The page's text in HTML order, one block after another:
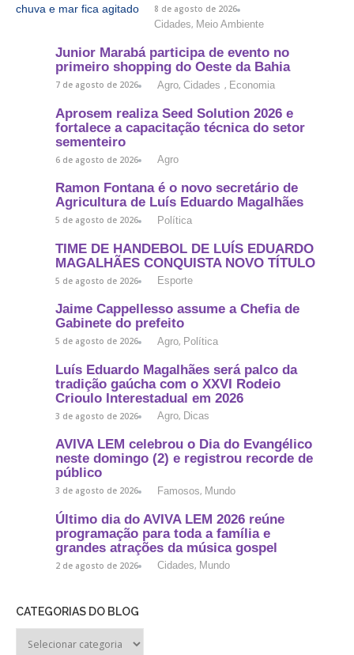
8 de agosto de 2026
Cidades, Meio Ambiente
Junior Marabá participa de evento no
primeiro shopping do Oeste da Bahia
7 de agosto de 2026 Agro, Cidades , Economia
Aprosem realiza Seed Solution 2026 e
fortalece a capacitação técnica do setor
sementeiro
6 de agosto de 2026 Agro
Ramon Fontana é o novo secretário de
Agricultura de Luís Eduardo Magalhães
5 de agosto de 2026 Política
TIME DE HANDEBOL DE LUÍS EDUARDO
MAGALHÃES CONQUISTA NOVO TÍTULO
5 de agosto de 2026 Esporte
Jaime Cappellesso assume a Chefia de
Gabinete do prefeito
5 de agosto de 2026 Agro, Política
Luís Eduardo Magalhães será palco da
tradição gaúcha com o XXVI Rodeio
Crioulo Interestadual em 2026
3 de agosto de 2026 Agro, Dicas
AVIVA LEM celebrou o Dia do Evangélico
neste domingo (2) e registrou recorde de
público
3 de agosto de 2026 Famosos, Mundo
Último dia do AVIVA LEM 2026 reúne
programação para toda a família e
grandes atrações da música gospel
2 de agosto de 2026 Cidades, Mundo
CATEGORIAS DO BLOG